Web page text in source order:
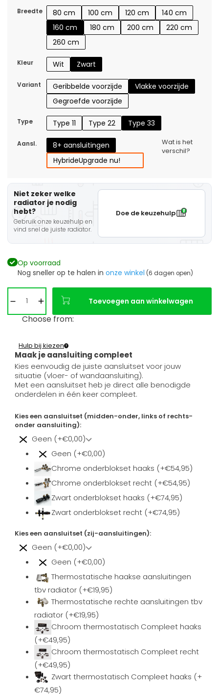
Breedte 80 cm 100 cm 120 cm
140 cm
160 cm
180 cm 200 cm
220 cm
260 cm
Kleur Wit Zwart
Variant Geribbelde voorzijde
Vlakke voorzijde
Gegroefde voorzijde
Type Type 11 Type 22 Type 33
Aansl.
8+ aansluitingen
HybrideUpgrade nu!
Wat is het
verschil?
Niet zeker welke
radiator je nodig
hebt?
Gebruik onze keuzehulp en
vind snel de juiste radiator.
Doe de keuzehulp
Op voorraad
Nog sneller op te halen in onze winkel (6 dagen open)
Toevoegen aan winkelwagen
Choose from:
Maak je aansluiting compleet
Hulp bij kiezen
Kies eenvoudig de juiste aansluitset voor jouw
situatie (vloer- of wandaansluiting).
Met een aansluitset heb je direct alle benodigde
onderdelen in één keer compleet.
Kies een aansluitset (midden-onder, links of rechts-
onder aansluiting):
Geen (+€0,00)
Geen (+€0,00)
Chrome onderblokset haaks (+€54,95)
Chrome onderblokset recht (+€54,95)
Zwart onderblokset haaks (+€74,95)
Zwart onderblokset recht (+€74,95)
Kies een aansluitset (zij-aansluitingen):
Geen (+€0,00)
Geen (+€0,00)
Thermostatische haakse aansluitingen
tbv radiator (+€19,95)
Thermostatische rechte aansluitingen tbv
radiator (+€19,95)
Chroom thermostatisch Compleet haaks
(+€49,95)
Chroom thermostatisch Compleet recht
(+€49,95)
Zwart thermostatisch Compleet haaks (+
€74,95)